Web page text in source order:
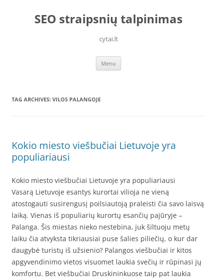
contentSEO straipsnių talpinimas
cytai.lt
Menu
TAG ARCHIVES: VILOS PALANGOJE
Kokio miesto viešbučiai Lietuvoje yra
populiariausi
Kokio miesto viešbučiai Lietuvoje yra populiariausi
Vasarą Lietuvoje esantys kurortai vilioja ne vieną
atostogauti susirengusį poilsiautoją praleisti čia savo laisvą
laiką. Vienas iš populiarių kurortų esančių pajūryje –
Palanga. Šis miestas nieko nestebina, juk šiltuoju metų
laiku čia atvyksta tikriausiai puse šalies piliečių, o kur dar
daugybė turistų iš užsienio? Palangos viešbučiai ir kitos
apgyvendinimo vietos visuomet laukia svečių ir rūpinasi jų
komfortu. Bet viešbučiai Druskininkuose taip pat laukia